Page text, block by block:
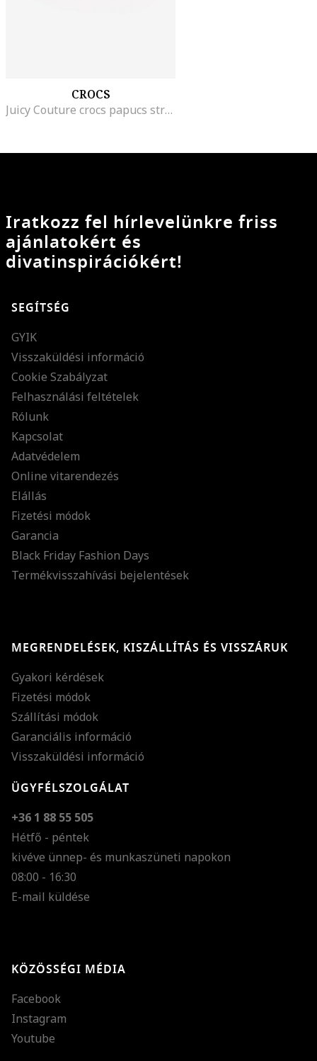
CROCS
Juicy Couture crocs papucs strasszköves rátétekkel, Világos rózsaszín
Iratkozz fel hírlevelünkre friss
ajánlatokért és
divatinspirációkért!
SEGÍTSÉG
GYIK
Visszaküldési információ
Cookie Szabályzat
Felhasználási feltételek
Rólunk
Kapcsolat
Adatvédelem
Online vitarendezés
Elállás
Fizetési módok
Garancia
Black Friday Fashion Days
Termékvisszahívási bejelentések
MEGRENDELÉSEK, KISZÁLLÍTÁS ÉS VISSZÁRUK
Gyakori kérdések
Fizetési módok
Szállítási módok
Garanciális információ
Visszaküldési információ
ÜGYFÉLSZOLGÁLAT
+36 1 88 55 505
Hétfő - péntek
kivéve ünnep- és munkaszüneti napokon
08:00 - 16:30
E-mail küldése
KÖZÖSSÉGI MÉDIA
Facebook
Instagram
Youtube